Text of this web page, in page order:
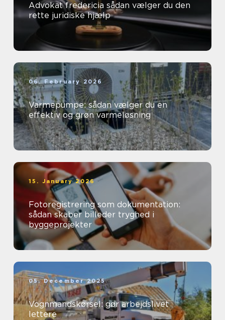
Advokat fredericia sådan vælger du den
rette juridiske hjælp
06. February 2026
Varmepumpe: sådan vælger du en
effektiv og grøn varmeløsning
15. January 2026
Fotoregistrering som dokumentation:
sådan skaber billeder tryghed i
byggeprojekter
05. December 2025
Vognmandskørsel: gør arbejdslivet
lettere